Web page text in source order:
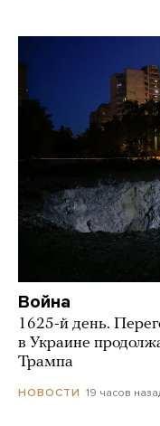
Война
1625-й день.
в Украине
Трампа
НОВОСТИ 19 часов